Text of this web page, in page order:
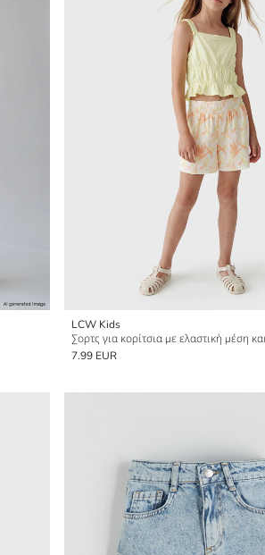
LCW Kids
Σορτς για κορίτσια με ελαστική μέση
7.99 EUR